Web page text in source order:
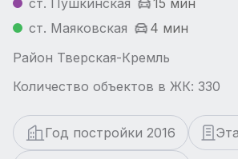
ст. Пушкинская
15 мин
ст. Маяковская
4 мин
Район Тверская-Кремль
Количество объектов в ЖК: 330
Год постройки 2016